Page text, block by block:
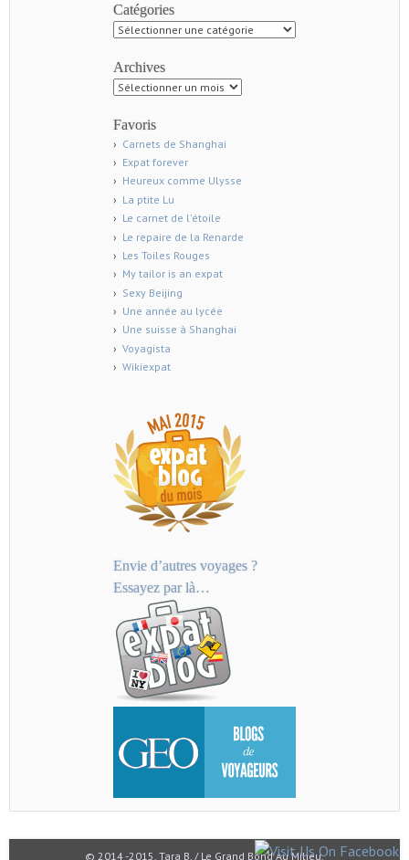
Catégories
Catégories
Archives
Archives
Favoris
Carnets de Shanghai
Expat forever
Heureux comme Ulysse
La ptite Lu
Le carnet de l'étoile
Le repaire de la Renarde
Les Toiles Rouges
My tailor is an expat
Sexy Beijing
Une année au lycée
Une suisse à Shanghai
Voyagista
Wikiexpat
Envie d’autres voyages ?
Essayez par là…
© 2014 -2015. Tara B. / Le Grand Bond Au Milieu.